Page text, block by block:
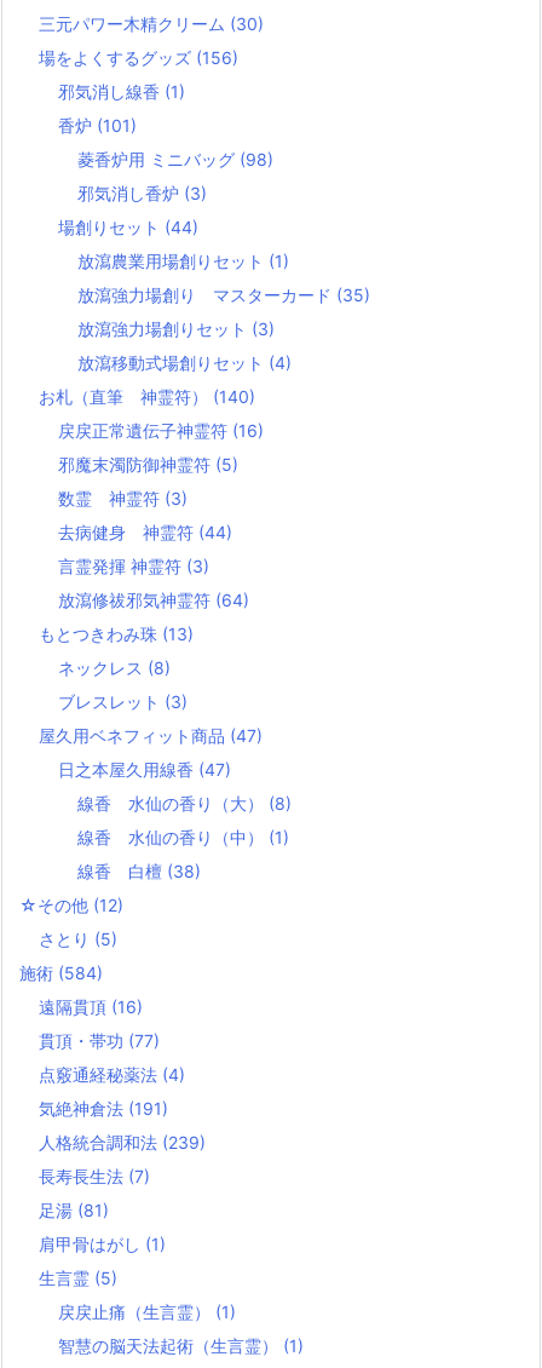
三元パワー木精クリーム (30)
場をよくするグッズ (156)
邪気消し線香 (1)
香炉 (101)
菱香炉用 ミニバッグ (98)
邪気消し香炉 (3)
場創りセット (44)
放瀉農業用場創りセット (1)
放瀉強力場創り マスターカード (35)
放瀉強力場創りセット (3)
放瀉移動式場創りセット (4)
お札（直筆 神霊符） (140)
戻戻正常遺伝子神霊符 (16)
邪魔末濁防御神霊符 (5)
数霊 神霊符 (3)
去病健身 神霊符 (44)
言霊発揮 神霊符 (3)
放瀉修祓邪気神霊符 (64)
もとつきわみ珠 (13)
ネックレス (8)
ブレスレット (3)
屋久用ベネフィット商品 (47)
日之本屋久用線香 (47)
線香 水仙の香り（大） (8)
線香 水仙の香り（中） (1)
線香 白檀 (38)
☆その他 (12)
さとり (5)
施術 (584)
遠隔貫頂 (16)
貫頂・帯功 (77)
点竅通経秘薬法 (4)
気絶神倉法 (191)
人格統合調和法 (239)
長寿長生法 (7)
足湯 (81)
肩甲骨はがし (1)
生言霊 (5)
戻戻止痛（生言霊） (1)
智慧の脳天法起術（生言霊） (1)